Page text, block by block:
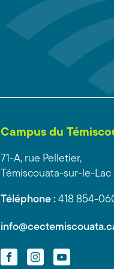
Campus du
71-A, rue Pelletier,
Témiscouata-sur-le-Lac
Téléphone : 418 854-
FacebookInstagramYouTube